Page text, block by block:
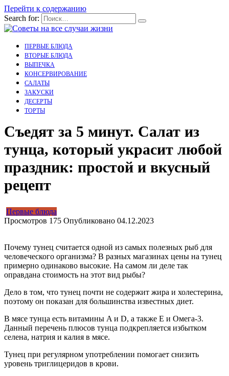
Перейти к содержанию
Search for:
ПЕРВЫЕ БЛЮДА
ВТОРЫЕ БЛЮДА
ВЫПЕЧКА
КОНСЕРВИРОВАНИЕ
САЛАТЫ
ЗАКУСКИ
ДЕСЕРТЫ
ТОРТЫ
Съедят за 5 минут. Салат из
тунца, который украсит любой
праздник: простой и вкусный
рецепт
Первые блюда
Просмотров 175 Опубликовано 04.12.2023
Почему тунец считается одной из самых полезных рыб для
человеческого организма? В разных магазинах цены на тунец
примерно одинаково высокие. На самом ли деле так
оправдана стоимость на этот вид рыбы?
Дело в том, что тунец почти не содержит жира и холестерина,
поэтому он показан для большинства известных диет.
В мясе тунца есть витамины A и D, а также Е и Омега-3.
Данный перечень плюсов тунца подкрепляется избытком
селена, натрия и калия в мясе.
Тунец при регулярном употреблении помогает снизить
уровень триглицеридов в крови.